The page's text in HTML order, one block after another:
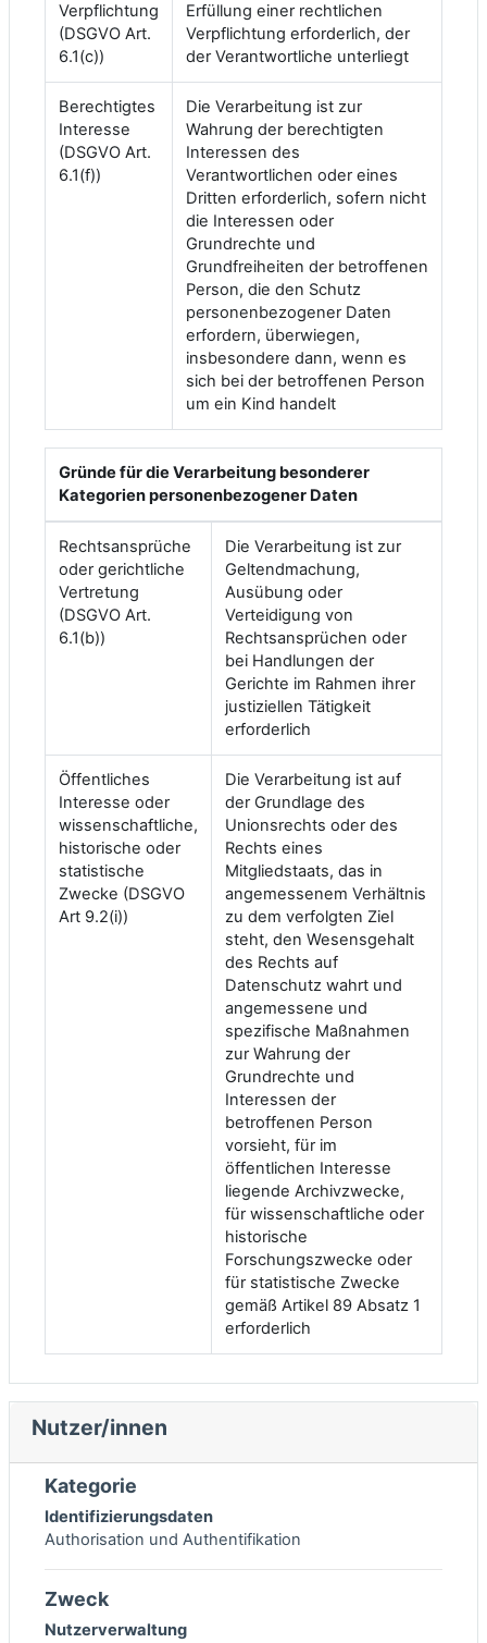
Verpflichtung
(DSGVO Art.
6.1(c))
Erfüllung einer rechtlichen
Verpflichtung erforderlich, der
der Verantwortliche unterliegt
Berechtigtes
Interesse
(DSGVO Art.
6.1(f))
Die Verarbeitung ist zur
Wahrung der berechtigten
Interessen des
Verantwortlichen oder eines
Dritten erforderlich, sofern nicht
die Interessen oder
Grundrechte und
Grundfreiheiten der betroffenen
Person, die den Schutz
personenbezogener Daten
erfordern, überwiegen,
insbesondere dann, wenn es
sich bei der betroffenen Person
um ein Kind handelt
Gründe für die Verarbeitung besonderer
Kategorien personenbezogener Daten
Rechtsansprüche
oder gerichtliche
Vertretung
(DSGVO Art.
6.1(b))
Die Verarbeitung ist zur
Geltendmachung,
Ausübung oder
Verteidigung von
Rechtsansprüchen oder
bei Handlungen der
Gerichte im Rahmen ihrer
justiziellen Tätigkeit
erforderlich
Öffentliches
Interesse oder
wissenschaftliche,
historische oder
statistische
Zwecke (DSGVO
Art 9.2(i))
Die Verarbeitung ist auf
der Grundlage des
Unionsrechts oder des
Rechts eines
Mitgliedstaats, das in
angemessenem Verhältnis
zu dem verfolgten Ziel
steht, den Wesensgehalt
des Rechts auf
Datenschutz wahrt und
angemessene und
spezifische Maßnahmen
zur Wahrung der
Grundrechte und
Interessen der
betroffenen Person
vorsieht, für im
öffentlichen Interesse
liegende Archivzwecke,
für wissenschaftliche oder
historische
Forschungszwecke oder
für statistische Zwecke
gemäß Artikel 89 Absatz 1
erforderlich
Nutzer/innen
Kategorie
Identifizierungsdaten
Authorisation und Authentifikation
Zweck
Nutzerverwaltung